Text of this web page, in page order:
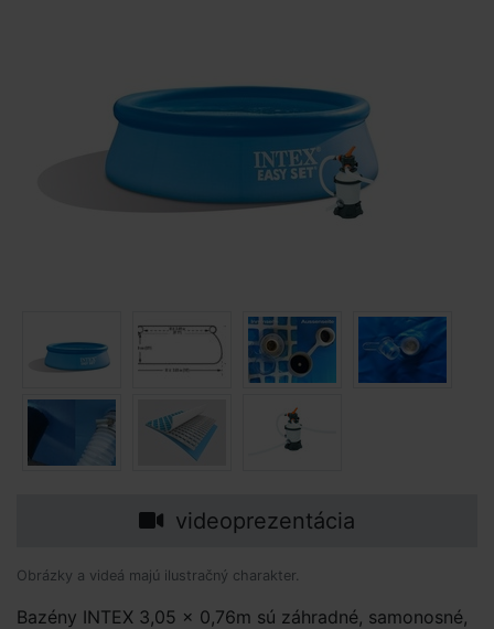
videoprezentácia
Obrázky a videá majú ilustračný charakter.
Bazény INTEX 3,05 x 0,76m sú záhradné, samonosné,